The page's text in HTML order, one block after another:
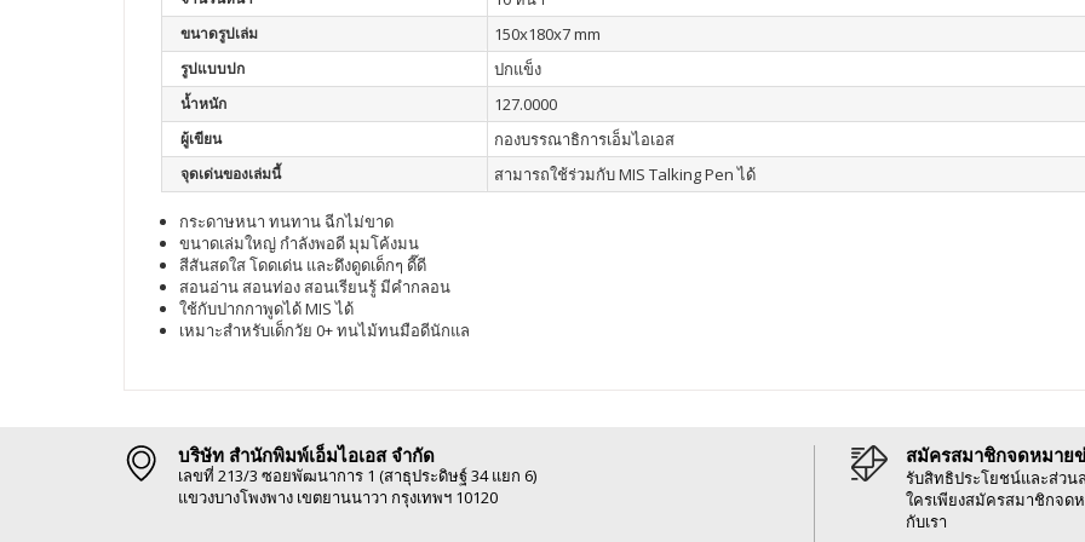
ขนาดรูปเล่ม 150x180x7 mm
รูปแบบปก ปกแข็ง
น้ำหนัก 127.0000
ผู้เขียน กองบรรณาธิการเอ็มไอเอส
จุดเด่นของเล่มนี้ สามารถใช้ร่วมกับ MIS Talking Pen ได้
กระดาษหนา ทนทาน ฉีกไม่ขาด
ขนาดเล่มใหญ่ กำลังพอดี มุมโค้งมน
สีสันสดใส โดดเด่น และดึงดูดเด็กๆ ดี๊ดี
สอนอ่าน สอนท่อง สอนเรียนรู้ มีคำกลอน
ใช้กับปากกาพูดได้ MIS ได้
เหมาะสำหรับเด็กวัย 0+ ทนไม้ทนมือดีนักแล
บริษัท สำนักพิมพ์เอ็มไอเอส จำกัด
เลขที่ 213/3 ซอยพัฒนาการ 1 (สาธุประดิษฐ์ 34 แยก 6)
แขวงบางโพงพาง เขตยานนาวา กรุงเทพฯ 10120
สมัครสมาชิกจดหมาย
รับสิทธิประโยชน์และส่วน
ใครเพียงสมัครสมาชิกจด
กับเรา